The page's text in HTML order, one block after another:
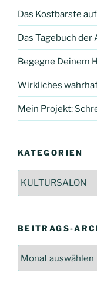
Das Kostbarste
Das Tagebuch der
Begegne Deinem
Wirkliches
Mein Projekt:
KATEGORIEN
Kategorien
BEITRAGS-